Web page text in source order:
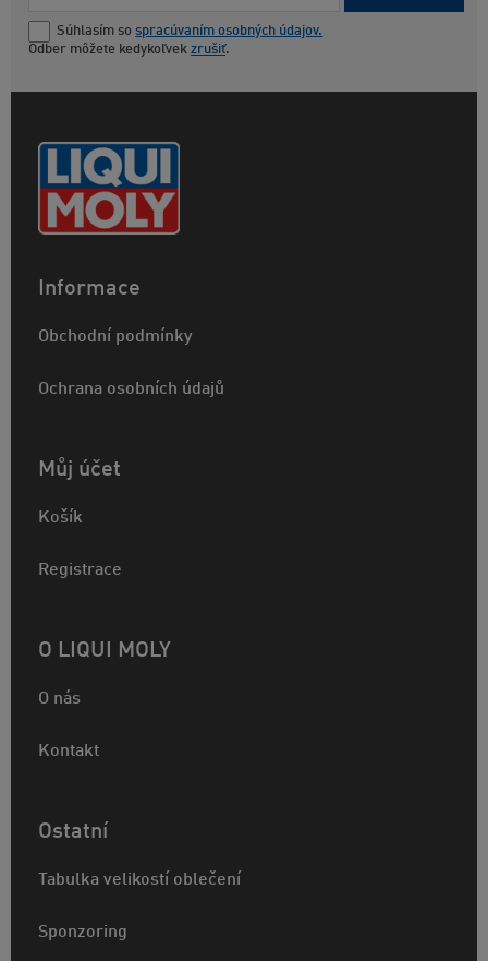
Súhlasím so spracúvaním osobných údajov.
Odber môžete kedykoľvek zrušiť.
Informace
Obchodní podmínky
Ochrana osobních údajů
Můj účet
Košík
Registrace
O LIQUI MOLY
O nás
Kontakt
Ostatní
Tabulka velikostí oblečení
Sponzoring